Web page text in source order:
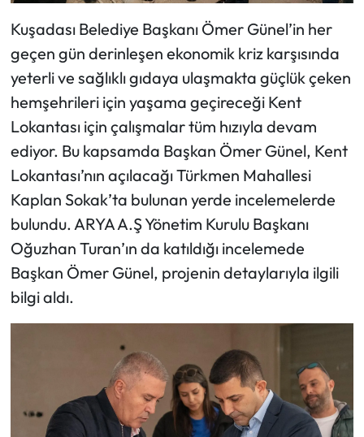
Kuşadası Belediye Başkanı Ömer Günel’in her
geçen gün derinleşen ekonomik kriz karşısında
yeterli ve sağlıklı gıdaya ulaşmakta güçlük çeken
hemşehrileri için yaşama geçireceği Kent
Lokantası için çalışmalar tüm hızıyla devam
ediyor. Bu kapsamda Başkan Ömer Günel, Kent
Lokantası’nın açılacağı Türkmen Mahallesi
Kaplan Sokak’ta bulunan yerde incelemelerde
bulundu. ARYA A.Ş Yönetim Kurulu Başkanı
Oğuzhan Turan’ın da katıldığı incelemede
Başkan Ömer Günel, projenin detaylarıyla ilgili
bilgi aldı.